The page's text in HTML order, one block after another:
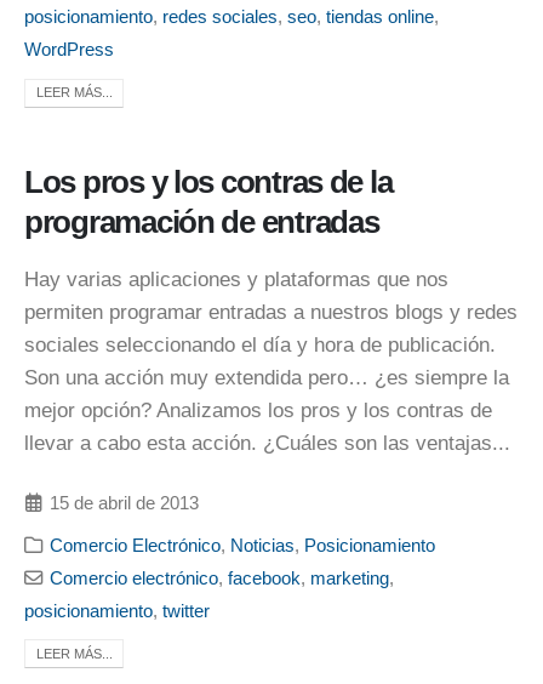
posicionamiento, redes sociales, seo, tiendas online,
WordPress
LEER MÁS...
Los pros y los contras de la
programación de entradas
Hay varias aplicaciones y plataformas que nos
permiten programar entradas a nuestros blogs y redes
sociales seleccionando el día y hora de publicación.
Son una acción muy extendida pero… ¿es siempre la
mejor opción? Analizamos los pros y los contras de
llevar a cabo esta acción. ¿Cuáles son las ventajas...
15 de abril de 2013
Comercio Electrónico, Noticias, Posicionamiento
Comercio electrónico,facebook, marketing,
posicionamiento, twitter
LEER MÁS...